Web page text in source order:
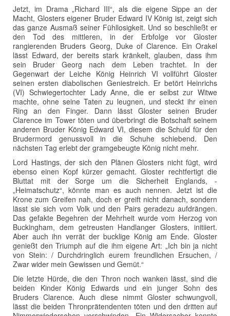
Jetzt, im Drama „Richard III“, als die eigene Sippe an der
Macht, Glosters eigener Bruder Edward IV König ist, zeigt sich
das ganze Ausmaß seiner Fühllosigkeit. Und so beschließt er
den Tod des mittleren, in der Erbfolge vor Gloster
rangierenden Bruders Georg, Duke of Clarence. Ein Orakel
lässt Edward, der bereits stark kränkelt, glauben, dass ihm
sein Bruder Georg nach dem Leben trachtet. In der
Gegenwart der Leiche König Heinrich VI vollführt Gloster
seinen ersten diabolischen Geniestreich. Er betört Heinrichs
(VI) Schwiegertochter Lady Anne, die er selbst zur Witwe
machte, ohne seine Taten zu leugnen, und steckt ihr einen
Ring an den Finger. Dann lässt Gloster seinen Bruder
Clarence im Tower töten und überbringt die Botschaft seinem
anderen Bruder König Edward VI, diesem die Schuld für den
Brudermord genussvoll in die Schuhe schiebend. Den
nächsten Tag erlebt der gramgebeugte König nicht mehr.
Lord Hastings, der sich den Plänen Glosters nicht fügt, wird
ebenso einen Kopf kürzer gemacht. Gloster rechtfertigt die
Bluttat mit der Sorge um die Sicherheit Englands, -
„Heimatschutz“, könnte man es auch nennen. Jetzt ist die
Krone zum Greifen nah, doch er greift nicht danach, sondern
lässt sie sich vom Volk und den Pairs geradezu aufdrängen.
Das gefakte Begehren der Mehrheit wurde vom Herzog von
Buckingham, dem getreusten Handlanger Glosters, initiiert.
Aber auch ihn verrät der bucklige König am Ende. Gloster
genießt den Triumph auf die ihm eigene Art: „Ich bin ja nicht
von Stein: / Durchdringlich eurem freundlichen Ersuchen, /
Zwar wider mein Gewissen und Gemüt.“
Die letzte Hürde, die den Thron noch wanken lässt, sind die
beiden Kinder König Edwards und ein junger Sohn des
Bruders Clarence. Auch diese nimmt Gloster schwungvoll,
lässt die beiden Thronprätendenten töten und den dritten auf